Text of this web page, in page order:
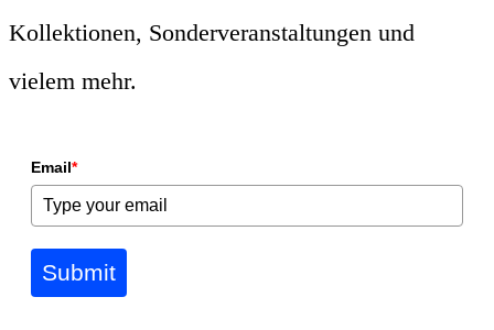
Kollektionen, Sonderveranstaltungen und
vielem mehr.
Email*
Submit